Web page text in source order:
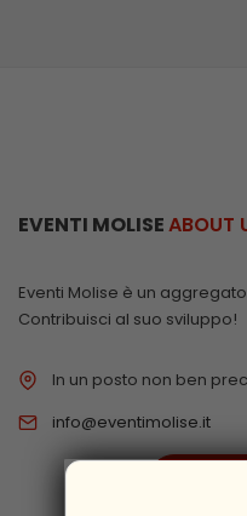
EVENTI MOLISEABOUT
Eventi Molise è un
Contribuisci al suo sviluppo!
In un posto non ben
info@eventimolise.it